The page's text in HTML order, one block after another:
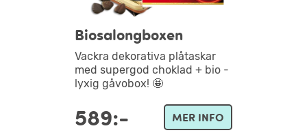
Biosalongboxen
Vackra dekorativa plåtaskar
med supergod choklad + bio -
lyxig gåvobox! 🤩
589:- MER INFO